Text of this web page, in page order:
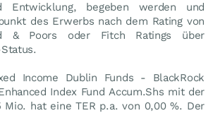
Entwicklung, begeben werden und
des Erwerbs nach dem Rating von
& Poors oder Fitch Ratings über
Income Dublin Funds - BlackRock
Index Fund Accum.Shs mit der
Mio. hat eine TER p.a. von 0,00 %. Der